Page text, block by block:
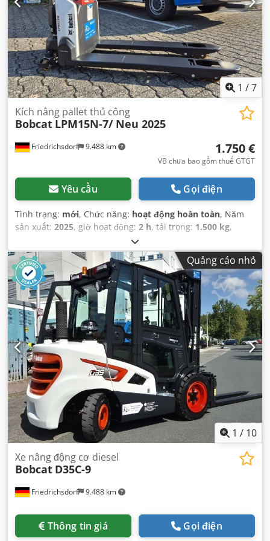
1 /7
Friedrichsdorf 9.488 km
Kích nâng pallet thủ công
Bobcat LPM15N-7/ Neu 2025
1.750 €
VB chưa bao gồm thuế GTGT
Yêu cầu Gọi điện
Tình trạng: mới, Chức năng: hoạt động hoàn toàn, Năm
sản xuất: 2025, giờ hoạt động: 2 h, tải trọng: 1.500 kg,
, loại nhiên liệu:
xây dựng:1.160 mm, chiều dài càng:1.150 mm, trọng
lượng không tải:123 kg, tổng chiều dài:1.530 mm , loại
truyền động:Elektro, chiều rộng xây dựng:540 mm,
Quảng cáo nhỏ
1 / 10
Friedrichsdorf 9.488 km
Xe nâng động cơ diesel
Bobcat D35C-9
Thông tin giá Gọi điện